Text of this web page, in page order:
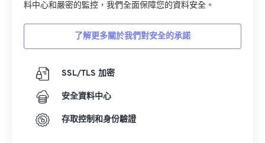
料中心和嚴密的監控，我們全面保障您的資料安全。
了解更多關於我們對安全的承諾
SSL/TLS 加密
安全資料中心
存取控制和身份驗證